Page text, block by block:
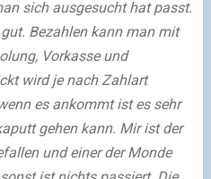
sich ausgesucht hat passt.
Bezahlen kann man mit
Vorkasse und
wird je nach Zahlart
es ankommt ist es sehr
gehen kann. Mir ist der
und einer der Monde